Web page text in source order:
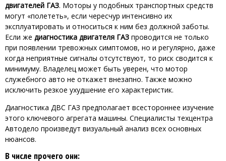
двигателей ГАЗ. Моторы у подобных транспортных средств
могут «полететь», если чересчур интенсивно их
эксплуатировать и относиться к ним без должной заботы.
Если же диагностика двигателя ГАЗ проводится не только
при появлении тревожных симптомов, но и регулярно, даже
когда неприятные сигналы отсутствуют, то риск сводится к
минимуму. Владелец может быть уверен, что мотор
служебного авто не откажет внезапно. Также можно
исключить резкое ухудшение его характеристик.
Диагностика ДВС ГАЗ предполагает всестороннее изучение
этого ключевого агрегата машины. Специалисты техцентра
Автодело произведут визуальный анализ всех основных
нюансов.
В числе прочего они: